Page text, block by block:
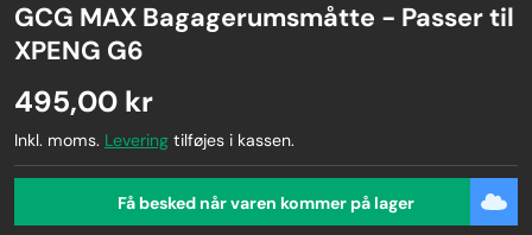
GCG MAX Bagagerumsmåtte - Passer til
XPENG G6
495,00 kr
Inkl. moms. Levering tilføjes i kassen.
Få besked når varen kommer på lager